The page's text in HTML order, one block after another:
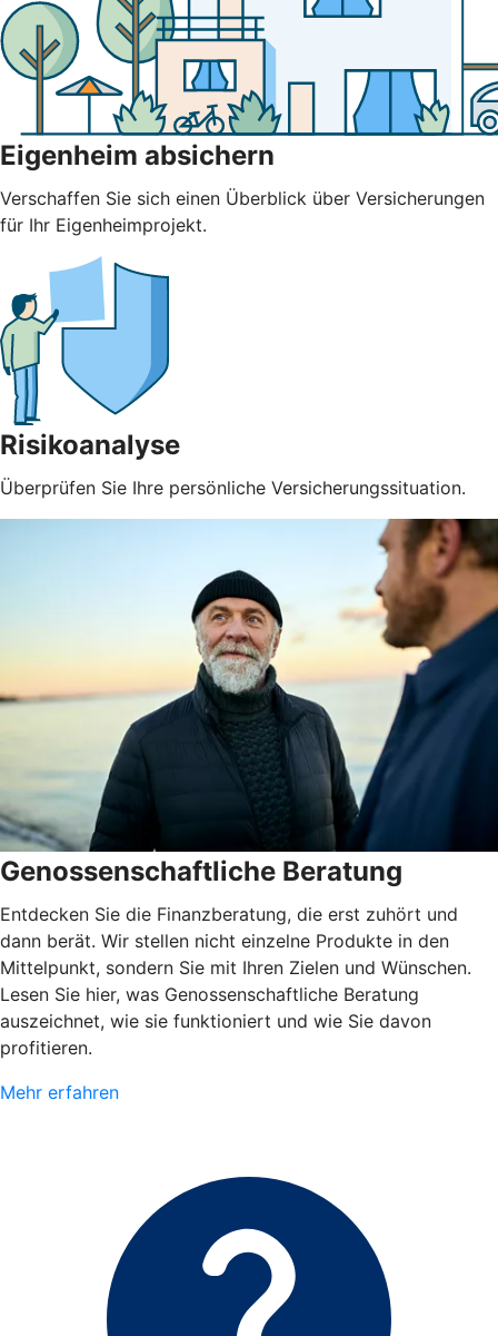
Eigenheim absichern
Verschaffen Sie sich einen Überblick über Versicherungen
für Ihr Eigenheimprojekt.
Risikoanalyse
Überprüfen Sie Ihre persönliche Versicherungssituation.
Genossenschaftliche Beratung
Entdecken Sie die Finanzberatung, die erst zuhört und
dann berät. Wir stellen nicht einzelne Produkte in den
Mittelpunkt, sondern Sie mit Ihren Zielen und Wünschen.
Lesen Sie hier, was Genossenschaftliche Beratung
auszeichnet, wie sie funktioniert und wie Sie davon
profitieren.
Mehr erfahren